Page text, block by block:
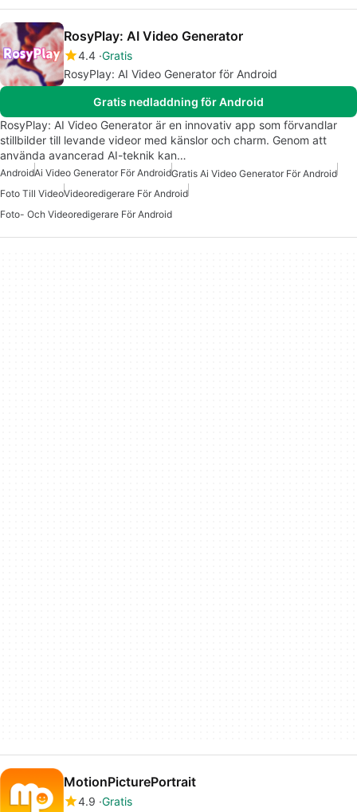
RosyPlay: AI Video Generator
4.4 Gratis
RosyPlay: AI Video Generator för Android
Gratis nedladdning för Android
RosyPlay: AI Video Generator är en innovativ app som förvandlar
stillbilder till levande videor med känslor och charm. Genom att
använda avancerad AI-teknik kan…
AndroidAi Video Generator För AndroidGratis Ai Video Generator För Android
Foto Till VideoVideoredigerare För Android
Foto- Och Videoredigerare För Android
MotionPicturePortrait
4.9 Gratis